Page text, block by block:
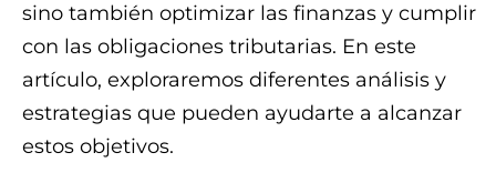
sino también optimizar las finanzas y cumplir
con las obligaciones tributarias. En este
artículo, exploraremos diferentes análisis y
estrategias que pueden ayudarte a alcanzar
estos objetivos.